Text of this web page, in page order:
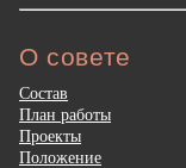
О совете
Состав
План работы
Проекты
Положение